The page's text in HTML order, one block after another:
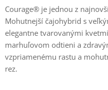
Courage® je jednou z
Mohutnejší čajohybrid s
elegantne tvarovanými
marhuľovom odtieni a
vzpriamenému rastu a
rez.